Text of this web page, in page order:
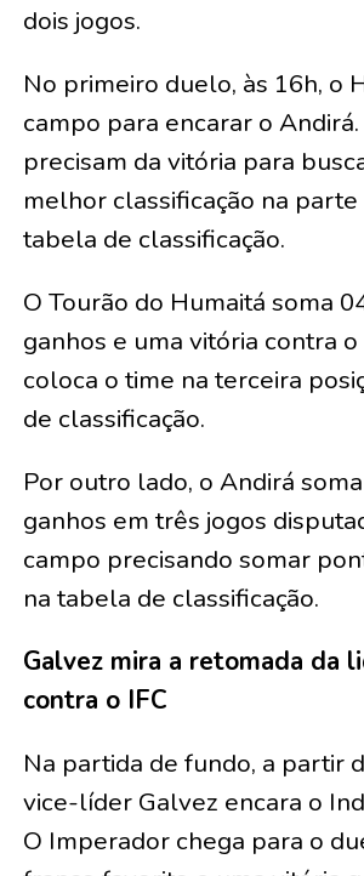
dois jogos.
No primeiro duelo, às 16h, o
campo para encarar o
precisam da vitória para
melhor classificação na parte
tabela de classificação.
O Tourão do Humaitá soma
ganhos e uma vitória contra
coloca o time na terceira
de classificação.
Por outro lado, o Andirá
ganhos em três jogos
campo precisando somar
na tabela de classificação.
Galvez mira a retomada da
contra o IFC
Na partida de fundo, a partir
vice-líder Galvez encara o
O Imperador chega para o